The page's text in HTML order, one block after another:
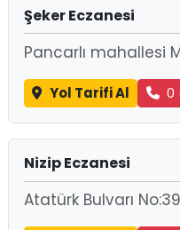
Şeker Eczanesi
Pancarlı mahallesi
Yol Tarifi Al 0
Nizip Eczanesi
Atatürk Bulvarı No:39